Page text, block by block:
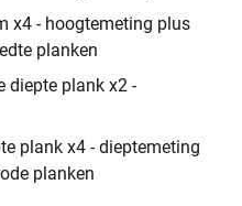
x4 - hoogtemeting plus
planken
diepte plank x2 -
plank x4 - dieptemeting
planken